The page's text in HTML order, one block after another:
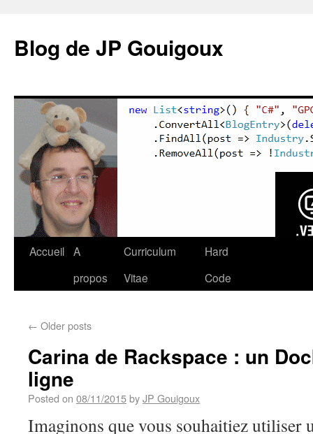
Blog de JP Gouigoux
Accueil A
propos
Curriculum
Vitae
Hard
Code
← Older posts
Carina de Rackspace : un
ligne
Posted on 08/11/2015byJP Gouigoux
Imaginons que vous souhaitiez utiliser